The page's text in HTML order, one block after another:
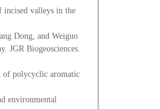
valleys in the
Dong, and Weiguo
JGR Biogeosciences.
of polycyclic aromatic
environmental